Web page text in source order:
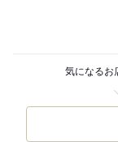
気になるお